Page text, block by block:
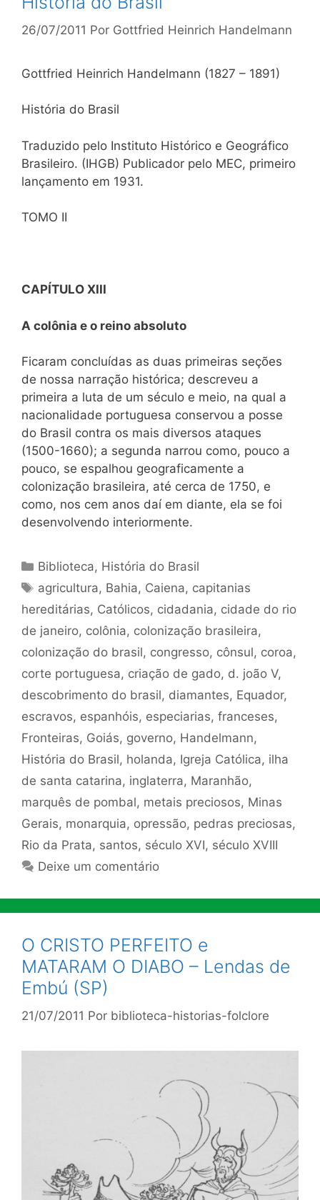
26/07/2011 Por Gottfried Heinrich Handelmann
Gottfried Heinrich Handelmann (1827 – 1891)
História do Brasil
Traduzido pelo Instituto Histórico e Geográfico
Brasileiro. (IHGB) Publicador pelo MEC, primeiro
lançamento em 1931.
TOMO II
CAPÍTULO XIII
A colônia e o reino absoluto
Ficaram concluídas as duas primeiras seções
de nossa narração histórica; descreveu a
primeira a luta de um século e meio, na qual a
nacionalidade portuguesa conservou a posse
do Brasil contra os mais diversos ataques
(1500-1660); a segunda narrou como, pouco a
pouco, se espalhou geograficamente a
colonização brasileira, até cerca de 1750, e
como, nos cem anos daí em diante, ela se foi
desenvolvendo interiormente.
Categorias
Biblioteca, História do Brasil
Tags
agricultura, Bahia, Caiena, capitanias
hereditárias, Católicos, cidadania, cidade do rio
de janeiro, colônia, colonização brasileira,
colonização do brasil, congresso, cônsul, coroa,
corte portuguesa, criação de gado, d. joão V,
descobrimento do brasil, diamantes, Equador,
escravos, espanhóis, especiarias, franceses,
Fronteiras, Goiás, governo, Handelmann,
História do Brasil, holanda, Igreja Católica, ilha
de santa catarina, inglaterra, Maranhão,
marquês de pombal, metais preciosos, Minas
Gerais, monarquia, opressão, pedras preciosas,
Rio da Prata, santos, século XVI, século XVIII
Deixe um comentário
O CRISTO PERFEITO e
MATARAM O DIABO – Lendas de
Embú (SP)
21/07/2011 Por biblioteca-historias-folclore